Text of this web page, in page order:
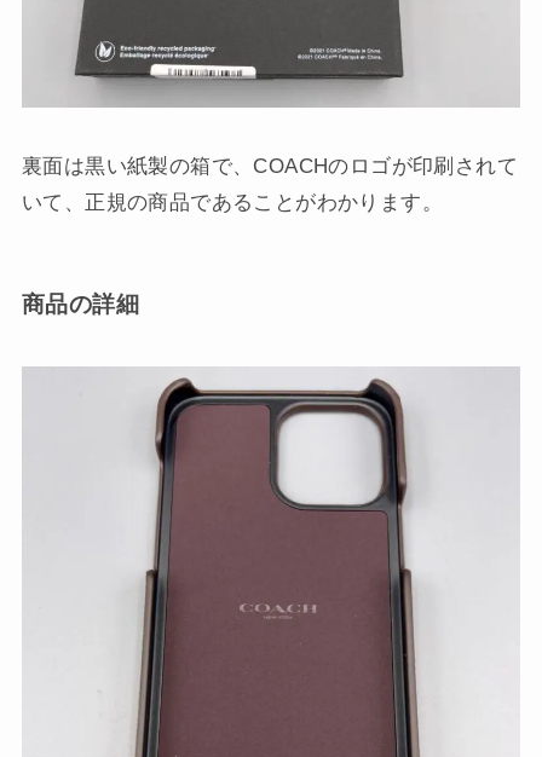
裏面は黒い紙製の箱で、COACHのロゴが印刷されて
いて、正規の商品であることがわかります。
商品の詳細